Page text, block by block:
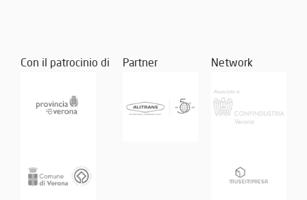
Con il patrocinio di Partner Network